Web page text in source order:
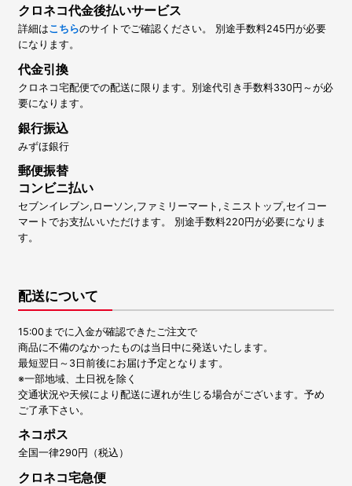
クロネコ代金後払いサービス
詳細はこちらのサイトでご確認ください。 別途手数料245円が必要
になります。
代金引換
クロネコ宅配便での配送に限ります。別途代引き手数料330円～が必
要になります。
銀行振込
みずほ銀行
郵便振替
コンビニ払い
セブンイレブン,ローソン,ファミリーマート,ミニストップ,セイコー
マートでお支払いいただけます。 別途手数料220円が必要になりま
す。
配送について
15:00までに入金が確認できたご注文で
商品に不備のなかったものは当日中に発送いたします。
最短翌日～3日前後にお届け予定となります。
※一部地域、土日祝を除く
交通状況や天候により配送に遅れが生じる場合がございます。予め
ご了承下さい。
ネコポス
全国一律290円（税込）
クロネコ宅急便